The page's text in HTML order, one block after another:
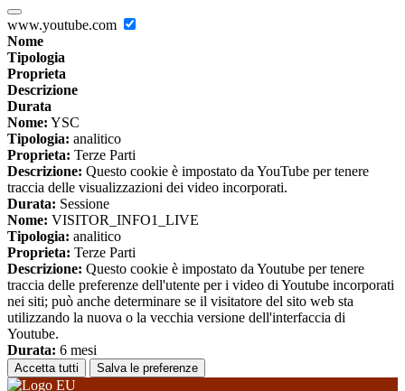
www.youtube.com
Nome
Tipologia
Proprieta
Descrizione
Durata
Nome: YSC
Tipologia: analitico
Proprieta: Terze Parti
Descrizione: Questo cookie è impostato da YouTube per tenere
traccia delle visualizzazioni dei video incorporati.
Durata: Sessione
Nome: VISITOR_INFO1_LIVE
Tipologia: analitico
Proprieta: Terze Parti
Descrizione: Questo cookie è impostato da Youtube per tenere
traccia delle preferenze dell'utente per i video di Youtube incorporati
nei siti; può anche determinare se il visitatore del sito web sta
utilizzando la nuova o la vecchia versione dell'interfaccia di
Youtube.
Durata: 6 mesi
Accetta tutti Salva le preferenze